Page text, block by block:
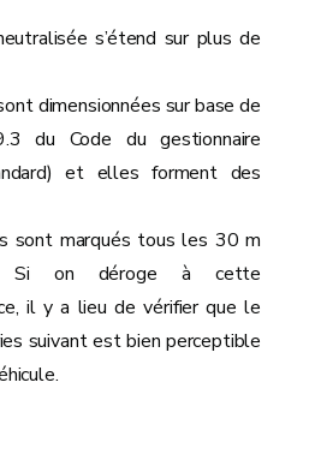
s’étend sur plus de
dimensionnées sur base de
du Code du gestionnaire
et elles forment des
sont marqués tous les 30 m
Si on déroge à cette
il y a lieu de vérifier que le
suivant est bien perceptible